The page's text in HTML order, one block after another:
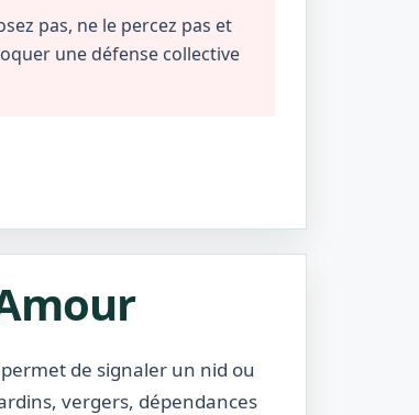
pas, ne le percez pas et
une défense collective
de signaler un nid ou
vergers, dépendances